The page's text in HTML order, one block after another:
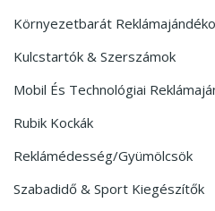
Környezetbarát
Kulcstartók & Szerszámok
Mobil És Technológiai
Rubik Kockák
Reklámédesség/Gyümölcsök
Szabadidő & Sport Kiegészítők